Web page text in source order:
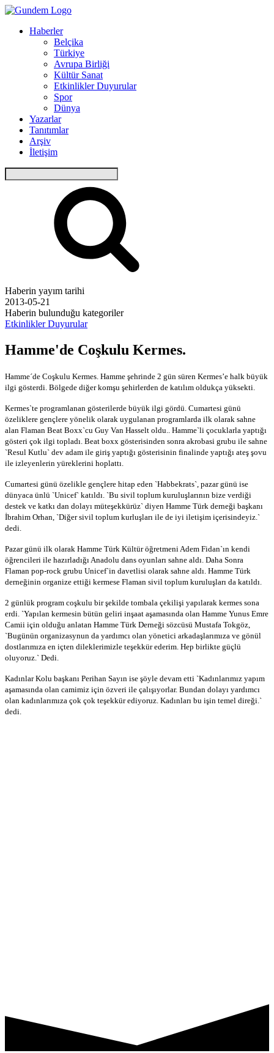
Haberler
Belçika
Türkiye
Avrupa Birliği
Kültür Sanat
Etkinlikler Duyurular
Spor
Dünya
Yazarlar
Tanıtımlar
Arşiv
İletişim
Arama:
Haberin yayım tarihi
2013-05-21
Haberin bulunduğu kategoriler
Etkinlikler Duyurular
Hamme'de Coşkulu Kermes.
Hamme´de Coşkulu Kermes. Hamme şehrinde 2 gün süren Kermes’e halk büyük
ilgi gösterdi. Bölgede diğer komşu şehirlerden de katılım oldukça yüksekti.
Kermes`te programlanan gösterilerde büyük ilgi gördü. Cumartesi günü
özeliklere gençlere yönelik olarak uygulanan programlarda ilk olarak sahne
alan Flaman Beat Boxx`cu Guy Van Hasselt oldu.. Hamme`li çocuklarla yaptığı
gösteri çok ilgi topladı. Beat boxx gösterisinden sonra akrobasi grubu ile sahne
`Resul Kutlu` dev adam ile giriş yaptığı gösterisinin finalinde yaptığı ateş şovu
ile izleyenlerin yüreklerini hoplattı.
Cumartesi günü özelikle gençlere hitap eden `Habbekrats`, pazar günü ise
dünyaca ünlü `Unicef` katıldı. `Bu sivil toplum kuruluşlarının bize verdiği
destek ve katkı dan dolayı müteşekkürüz` diyen Hamme Türk derneği başkanı
İbrahim Orhan, `Diğer sivil toplum kurluşları ile de iyi iletişim içerisindeyiz.`
dedi.
Pazar günü ilk olarak Hamme Türk Kültür öğretmeni Adem Fidan`ın kendi
öğrencileri ile hazırladığı Anadolu dans oyunları sahne aldı. Daha Sonra
Flaman pop-rock grubu Unicef`in davetlisi olarak sahne aldı. Hamme Türk
derneğinin organize ettiği kermese Flaman sivil toplum kuruluşları da katıldı.
2 günlük program coşkulu bir şekilde tombala çekilişi yapılarak kermes sona
erdi. `Yapılan kermesin bütün geliri inşaat aşamasında olan Hamme Yunus Emre
Camii için olduğu anlatan Hamme Türk Derneği sözcüsü Mustafa Tokgöz,
`Bugünün organizasynun da yardımcı olan yönetici arkadaşlarımıza ve gönül
dostlarımıza en içten dileklerimizle teşekkür ederim. Hep birlikte güçlü
oluyoruz.` Dedi.
Kadınlar Kolu başkanı Perihan Sayın ise şöyle devam etti `Kadınlarımız yapım
aşamasında olan camimiz için özveri ile çalışıyorlar. Bundan dolayı yardımcı
olan kadınlarımıza çok çok teşekkür ediyoruz. Kadınları bu işin temel direği.`
dedi.